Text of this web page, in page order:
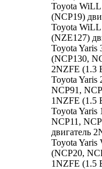
Toyota
(NCP19)
Toyota
(NZE127)
Toyota Yaris
(NCP130,
2NZFE (1.3
Toyota Yaris
NCP91,
1NZFE (1.5
Toyota Yaris
NCP11,
двигатель
Toyota Yaris
(NCP20,
1NZFE (1.5